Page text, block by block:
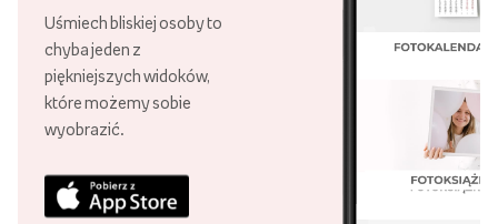
Uśmiech bliskiej osoby to
chyba jeden z
piękniejszych widoków,
które możemy sobie
wyobrazić.